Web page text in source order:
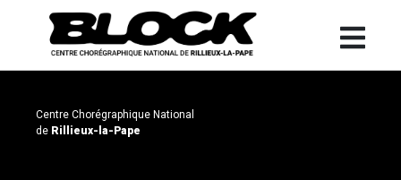
Centre Chorégraphique National
de Rillieux-la-Pape